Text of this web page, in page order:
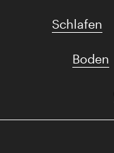
Schlafen
Boden